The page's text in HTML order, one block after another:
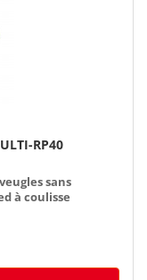
RP40
sans
à coulisse